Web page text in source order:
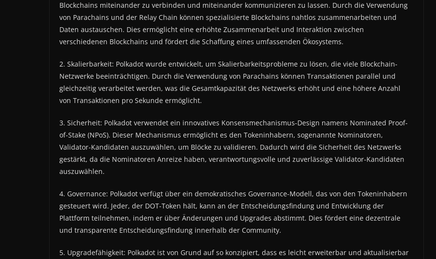
Blockchains miteinander zu verbinden und miteinander kommunizieren zu lassen. Durch die Verwendung
von Parachains und der Relay Chain können spezialisierte Blockchains nahtlos zusammenarbeiten und
Daten austauschen. Dies ermöglicht eine erhöhte Zusammenarbeit und Interaktion zwischen
verschiedenen Blockchains und fördert die Schaffung eines umfassenden Ökosystems.
2. Skalierbarkeit: Polkadot wurde entwickelt, um Skalierbarkeitsprobleme zu lösen, die viele Blockchain-
Netzwerke beeinträchtigen. Durch die Verwendung von Parachains können Transaktionen parallel und
gleichzeitig verarbeitet werden, was die Gesamtkapazität des Netzwerks erhöht und eine höhere Anzahl
von Transaktionen pro Sekunde ermöglicht.
3. Sicherheit: Polkadot verwendet ein innovatives Konsensmechanismus-Design namens Nominated Proof-
of-Stake (NPoS). Dieser Mechanismus ermöglicht es den Tokeninhabern, sogenannte Nominatoren,
Validator-Kandidaten auszuwählen, um Blöcke zu validieren. Dadurch wird die Sicherheit des Netzwerks
gestärkt, da die Nominatoren Anreize haben, verantwortungsvolle und zuverlässige Validator-Kandidaten
auszuwählen.
4. Governance: Polkadot verfügt über ein demokratisches Governance-Modell, das von den Tokeninhabern
gesteuert wird. Jeder, der DOT-Token hält, kann an der Entscheidungsfindung und Entwicklung der
Plattform teilnehmen, indem er über Änderungen und Upgrades abstimmt. Dies fördert eine dezentrale
und transparente Entscheidungsfindung innerhalb der Community.
5. Upgradefähigkeit: Polkadot ist von Grund auf so konzipiert, dass es leicht erweiterbar und aktualisierbar